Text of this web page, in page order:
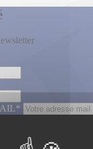
j’accepte que les